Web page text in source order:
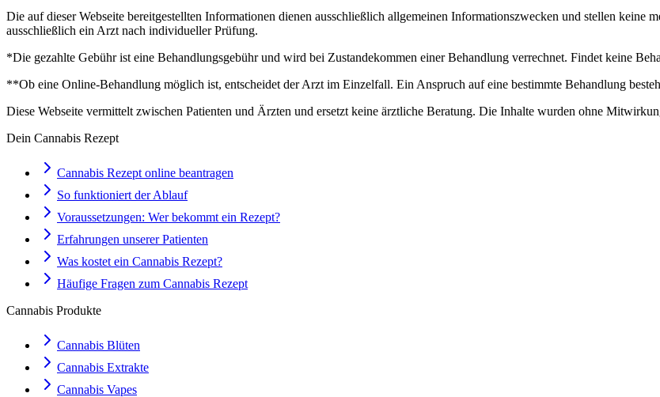
Die auf dieser Webseite bereitgestellten Informationen dienen ausschließlich allgemeinen Informationszwecken und stellen keine
ausschließlich ein Arzt nach individueller Prüfung.
*Die gezahlte Gebühr ist eine Behandlungsgebühr und wird bei Zustandekommen einer Behandlung verrechnet. Findet keine
**Ob eine Online-Behandlung möglich ist, entscheidet der Arzt im Einzelfall. Ein Anspruch auf eine bestimmte Behandlung
Diese Webseite vermittelt zwischen Patienten und Ärzten und ersetzt keine ärztliche Beratung. Die Inhalte wurden ohne
Dein Cannabis Rezept
Cannabis Rezept online beantragen
So funktioniert der Ablauf
Voraussetzungen: Wer bekommt ein Rezept?
Erfahrungen unserer Patienten
Was kostet ein Cannabis Rezept?
Häufige Fragen zum Cannabis Rezept
Cannabis Produkte
Cannabis Blüten
Cannabis Extrakte
Cannabis Vapes